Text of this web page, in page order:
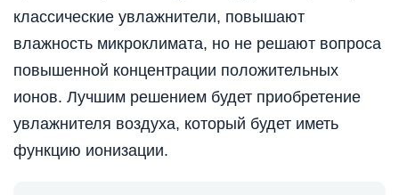
классические увлажнители, повышают
влажность микроклимата, но не решают вопроса
повышенной концентрации положительных
ионов. Лучшим решением будет приобретение
увлажнителя воздуха, который будет иметь
функцию ионизации.